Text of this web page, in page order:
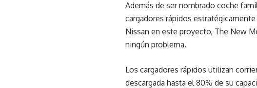
Además de ser nombrado coche
cargadores rápidos
Nissan en este proyecto, The New
ningún problema.
Los cargadores rápidos utilizan
descargada hasta el 80% de su